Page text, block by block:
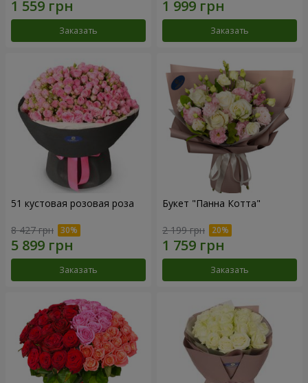
Заказать Заказать
51 кустовая розовая роза
8 427 грн
Заказать
Букет "Панна Котта"
2 199 грн
Заказать